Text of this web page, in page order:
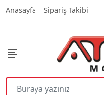
Anasayfa Sipariş Takibi